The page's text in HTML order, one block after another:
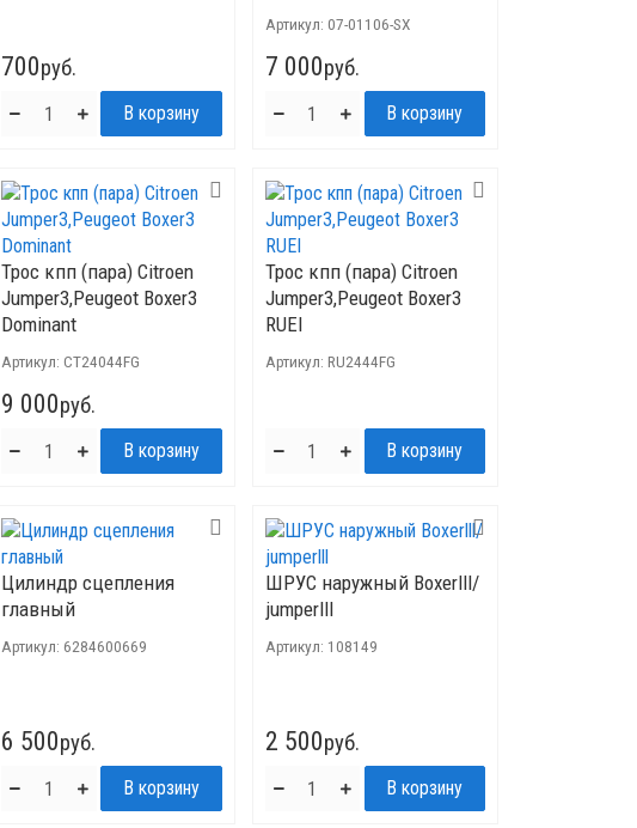
700руб.
Артикул: 07-01106-SX
7 000руб.
Трос кпп (пара) Citroen
Jumper3,Peugeot Boxer3
Dominant
Артикул:CT24044FG
9 000руб.
Трос кпп (пара) Citroen
Jumper3,Peugeot Boxer3
RUEI
Артикул: RU2444FG
Цилиндр сцепления
главный
Артикул: 6284600669
6 500руб.
ШРУС наружный Boxerlll/
jumperlll
Артикул: 108149
2 500руб.